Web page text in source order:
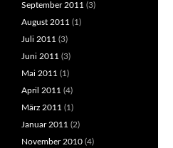
September 2011 (3)
August 2011 (1)
Juli 2011 (3)
Juni 2011 (3)
Mai 2011 (1)
April 2011 (4)
März 2011 (1)
Januar 2011 (2)
November 2010 (4)